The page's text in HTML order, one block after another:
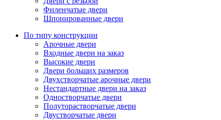
Филенчатые двери
Шпонированные двери
По типу конструкции
Арочные двери
Входные двери на заказ
Высокие двери
Двери больших размеров
Двухстворчатые арочные двери
Нестандартные двери на заказ
Одностворчатые двери
Полуторастворчатые двери
Двустворчатые двери